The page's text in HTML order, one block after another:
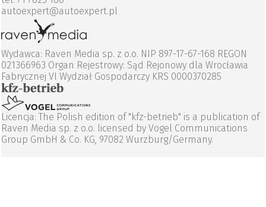
autoexpert@autoexpert.pl
Wydawca: Raven Media sp. z o.o. NIP 897-17-67-168 REGON
021366963 Organ Rejestrowy: Sąd Rejonowy dla Wrocławia
Fabrycznej VI Wydział Gospodarczy KRS 0000370285
Licencja: The Polish edition of "kfz-betrieb" is a publication of
Raven Media sp. z o.o. licensed by Vogel Communications
Group GmbH & Co. KG, 97082 Wurzburg/Germany.